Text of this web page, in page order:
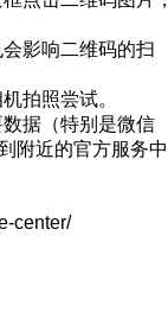
影响二维码的扫
拍照尝试。
据（特别是微信
附近的官方服务中
center/